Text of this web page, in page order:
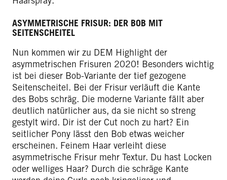
ASYMMETRISCHE FRISUR: DER BOB MIT
SEITENSCHEITEL
Nun kommen wir zu DEM Highlight der
asymmetrischen Frisuren 2020! Besonders wichtig
ist bei dieser Bob-Variante der tief gezogene
Seitenscheitel. Bei der Frisur verläuft die Kante
des Bobs schräg. Die moderne Variante fällt aber
deutlich natürlicher aus, da sie nicht so streng
gestylt wird. Dir ist der Cut noch zu hart? Ein
seitlicher Pony lässt den Bob etwas weicher
erscheinen. Feinem Haar verleiht diese
asymmetrische Frisur mehr Textur. Du hast Locken
oder welliges Haar? Durch die schräge Kante